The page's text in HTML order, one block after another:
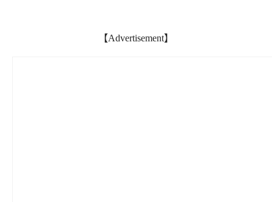
【Advertisement】